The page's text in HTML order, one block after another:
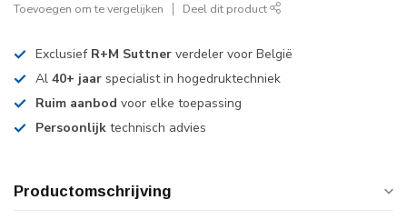
Toevoegen om te vergelijken Deel dit product
Exclusief R+M Suttner verdeler voor België
Al 40+ jaar specialist in hogedruktechniek
Ruim aanbod voor elke toepassing
Persoonlijk technisch advies
Productomschrijving